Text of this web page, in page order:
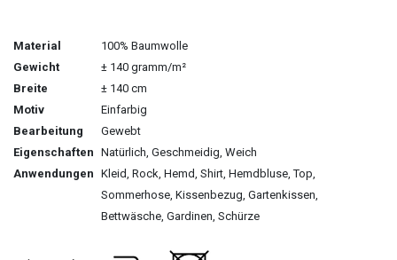
Material
100% Baumwolle
Gewicht
± 140 gramm/m²
Breite
± 140 cm
Motiv
Einfarbig
Bearbeitung
Gewebt
Eigenschaften Natürlich, Geschmeidig, Weich
Anwendungen Kleid, Rock, Hemd, Shirt, Hemdbluse, Top,
Sommerhose, Kissenbezug, Gartenkissen,
Bettwäsche, Gardinen, Schürze